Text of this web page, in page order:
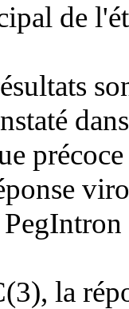
de
la